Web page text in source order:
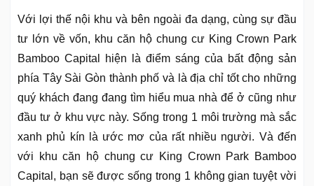
Với lợi thế nội khu và bên ngoài đa dạng, cùng sự đầu
tư lớn về vốn, khu căn hộ chung cư King Crown Park
Bamboo Capital hiện là điểm sáng của bất động sản
phía Tây Sài Gòn thành phố và là địa chỉ tốt cho những
quý khách đang đang tìm hiểu mua nhà để ở cũng như
đầu tư ở khu vực này. Sống trong 1 môi trường mà sắc
xanh phủ kín là ước mơ của rất nhiều người. Và đến
với khu căn hộ chung cư King Crown Park Bamboo
Capital, bạn sẽ được sống trong 1 không gian tuyệt vời